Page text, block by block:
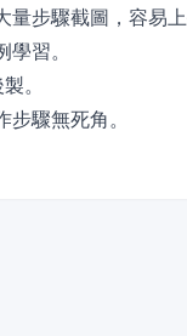
步驟截圖，容易上
習。
。
驟無死角。